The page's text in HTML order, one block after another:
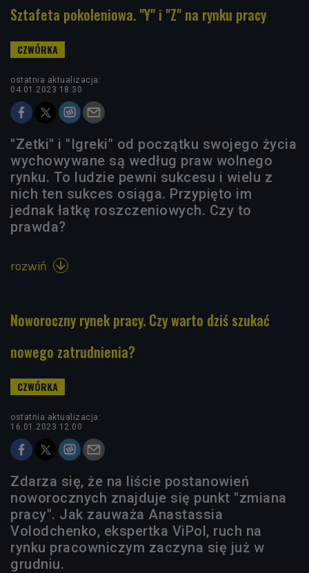
Sztafeta pokoleniowa. "Y" i "Z" na rynku pracy
ostatnia aktualizacja:
04.01.2023 18:30
"Zetki" i "Igreki" od początku swojego życia
wychowywane są według praw wolnego
rynku. To ludzie pewni sukcesu i wielu z
nich ten sukces osiąga. Przypięto im
jednak łatkę roszczeniowych. Czy to
prawda?
rozwiń 
Noworoczny rynek pracy. Czy warto dziś szukać
nowego zatrudnienia?
ostatnia aktualizacja:
16.01.2023 12:00
Zdarza się, że na liście postanowień
noworocznych znajduje się punkt "zmiana
pracy". Jak zauważa Anastassia
Volodchenko, ekspertka ViPol, ruch na
rynku pracowniczym zaczyna się już w
grudniu.